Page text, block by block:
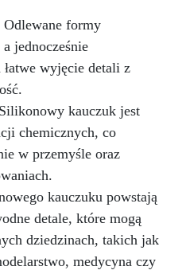
Odlewane formy
jednocześnie
wyjęcie detali z
Silikonowy kauczuk jest
chemicznych, co
w przemyśle oraz
kauczuku powstają
detale, które mogą
dziedzinach, takich jak
medycyna czy